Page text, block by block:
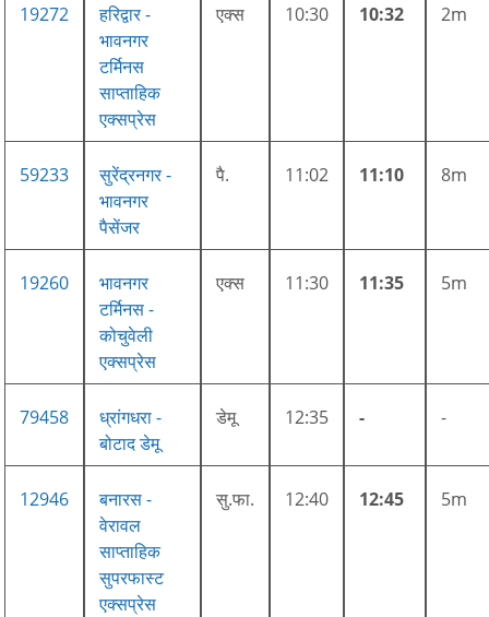
19272
हरिद्वार -
भावनगर
टर्मिनस
साप्ताहिक
एक्सप्रेस
एक्स 10:30 10:32 2m
59233
सुरेंद्रनगर -
भावनगर
पैसेंजर
पै. 11:02 11:10 8m
19260
भावनगर
टर्मिनस -
कोचुवेली
एक्सप्रेस
एक्स 11:30 11:35 5m
79458
ध्रांगधरा -
बोटाद डेमू
डेमू 12:35 - -
12946
बनारस -
वेरावल
साप्ताहिक
सुपरफास्ट
एक्सप्रेस
सु.फा. 12:40 12:45 5m